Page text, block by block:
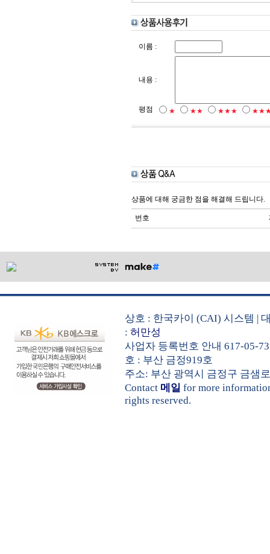
이름 :
내용 :
평점 ★ ★★ ★★★
상품에 대해 궁금한 점을 해결해 드립니다.
번호
상호 : 한국카이 (CAI) 시스템 |
: 허만성
사업자 등록번호 안내 617-05-
호 : 부산 금정919호
주소: 부산 광역시 금정구 금샘
Contact 메일 for more
rights reserved.